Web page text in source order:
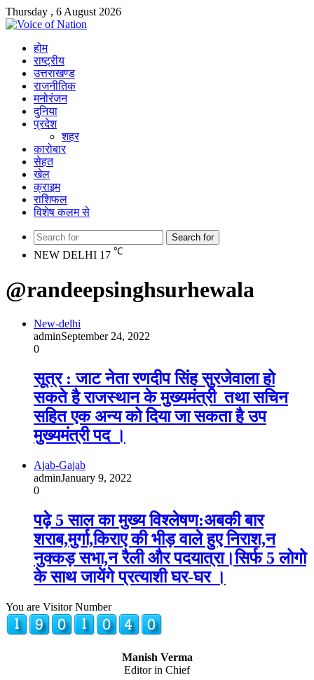
Thursday , 6 August 2026
होम
राष्ट्रीय
उत्तराखण्ड
राजनीतिक
मनोरंजन
दुनिया
प्रदेश
शहर
कारोबार
सेहत
खेल
क्राइम
राशिफल
विशेष कलम से
Search for
NEW DELHI 17 ℃
@randeepsinghsurhewala
New-delhi
adminSeptember 24, 2022
0
सूत्र : जाट नेता रणदीप सिंह सुरजेवाला हो
सकते है राजस्थान के मुख्यमंत्री तथा सचिन
सहित एक अन्य को दिया जा सकता है उप
मुख्यमंत्री पद ।
Ajab-Gajab
adminJanuary 9, 2022
0
पढ़े 5 साल का मुख्य विश्लेषण:अबकी बार
शराब,मुर्गा,किराए की भीड़ वाले हुए निराश,न
नुक्कड़ सभा,न रैली और पदयात्रा।सिर्फ 5 लोगो
के साथ जायेंगे प्रत्याशी घर-घर ।
You are Visitor Number
Manish Verma
Editor in Chief